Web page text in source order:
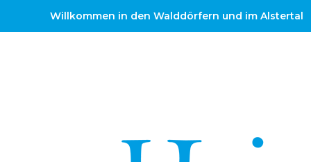
Willkommen in den Walddörfern und im Alstertal